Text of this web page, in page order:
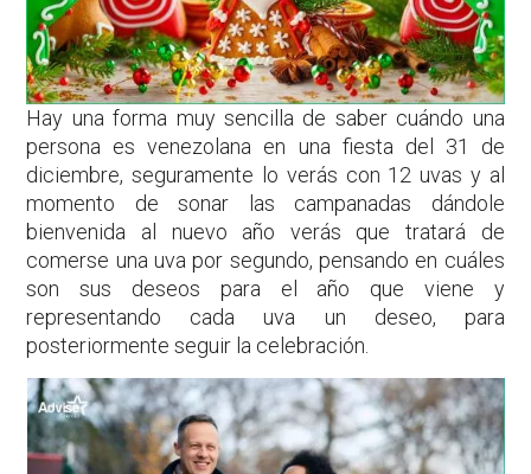
Hay una forma muy sencilla de saber cuándo una
persona es venezolana en una fiesta del 31 de
diciembre, seguramente lo verás con 12 uvas y al
momento de sonar las campanadas dándole
bienvenida al nuevo año verás que tratará de
comerse una uva por segundo, pensando en cuáles
son sus deseos para el año que viene y
representando cada uva un deseo, para
posteriormente seguir la celebración.